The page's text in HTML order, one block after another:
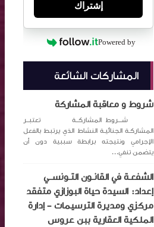
إشتراك
Powered by
المشاركات الشائعة
شروط و معاقبة المشاركة
شـــروط المشاركــة تعتبــر
المشاركـة الجنائيـة النشاط الذي يرتبط بالفعل
الإجرامي ونتيجته برابطة سببية دون أن
يتضمن تنفي...
الشفعـة في القانـون التـونســي
إعداد: السيدة حياة البوزازي متفقد
مركزي ومديرة الترسيمات – إدارة
الملكية العقارية ببن عروس